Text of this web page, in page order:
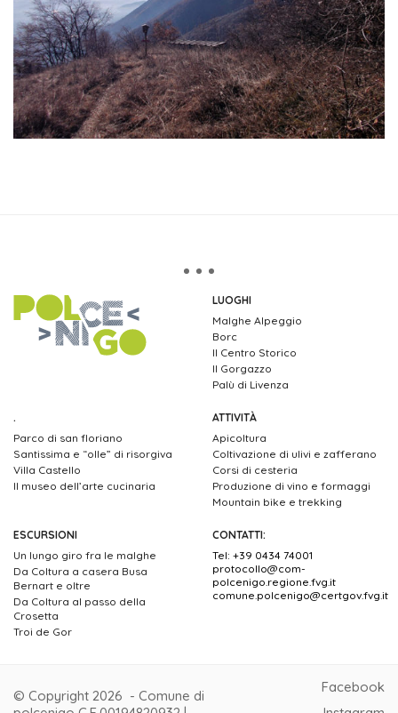
LUOGHI
Malghe Alpeggio
Borc
Il Centro Storico
Il Gorgazzo
Palù di Livenza
.
Parco di san floriano
Santissima e “olle” di risorgiva
Villa Castello
Il museo dell’arte cucinaria
ATTIVITÀ
Apicoltura
Coltivazione di ulivi e zafferano
Corsi di cesteria
Produzione di vino e formaggi
Mountain bike e trekking
ESCURSIONI
Un lungo giro fra le malghe
Da Coltura a casera Busa
Bernart e oltre
Da Coltura al passo della
Crosetta
Troi de Gor
CONTATTI:
Tel: +39 0434 74001
protocollo@com-
polcenigo.regione.fvg.it
comune.polcenigo@certgov.fvg.it
Facebook
© Copyright 2026 - Comune di